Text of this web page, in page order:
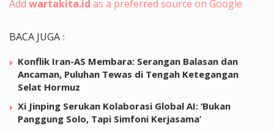
Add wartakita.id as a preferred source on Google
BACA JUGA :
Konflik Iran-AS Membara: Serangan Balasan dan
Ancaman, Puluhan Tewas di Tengah Ketegangan
Selat Hormuz
Xi Jinping Serukan Kolaborasi Global AI: ‘Bukan
Panggung Solo, Tapi Simfoni Kerjasama’